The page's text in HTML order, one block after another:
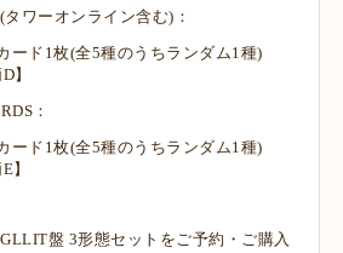
ワーオンライン含む)：
ード1枚(全5種のうちランダム1種)
】
：
ード1枚(全5種のうちランダム1種)
】
盤 3形態セットをご予約・ご購入